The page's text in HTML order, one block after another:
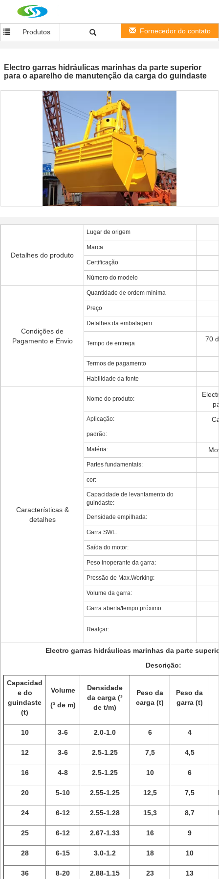
Produtos Fornecedor do contato
Electro garras hidráulicas marinhas da parte superior
para o aparelho de manutenção da carga do guindaste
Detalhes do produto
Lugar de origem
Marca
Certificação
Número do modelo
Condições de
Pagamento e Envio
Quantidade de ordem mínima
Preço
Detalhes da embalagem
Tempo de entrega
70
Termos de pagamento
Habilidade da fonte
Características &
detalhes
Nome do produto:
Aplicação:
padrão:
Matéria:
Partes fundamentais:
cor:
Capacidade de levantamento do
guindaste:
Densidade empilhada:
Garra SWL:
Saída do motor:
Peso inoperante da garra:
Pressão de Max.Working:
Volume da garra:
Garra aberta/tempo próximo:
Realçar:
Electro garras hidráulicas marinhas da parte
Descrição:
Capacidad
e do
guindaste
(t)
Volume
(³ de m)
Densidade
da carga (³
de t/m)
Peso da
carga (t)
Peso da
garra (t)
10 3-6 2.0-1.0 6 4
12 3-6 2.5-1.25 7,5 4,5
16 4-8 2.5-1.25 10 6
20 5-10 2.55-1.25 12,5 7,5
24 6-12 2.55-1.28 15,3 8,7
25 6-12 2.67-1.33 16 9
28 6-15 3.0-1.2 18 10
36 8-20 2.88-1.15 23 13